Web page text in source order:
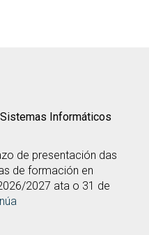
Informáticos
de presentación das
de formación en
2027 ata o 31 de